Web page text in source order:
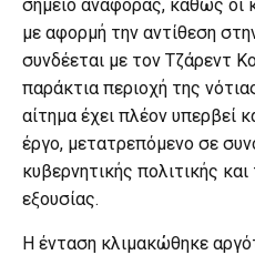
σημείο αναφοράς, καθώς οι
με αφορμή την αντίθεση
συνδέεται με τον Τζάρεντ
παράκτια περιοχή της
αίτημα έχει πλέον υπερβεί
έργο, μετατρεπόμενο σε
κυβερνητικής πολιτικής
εξουσίας.
Η ένταση κλιμακώθηκε